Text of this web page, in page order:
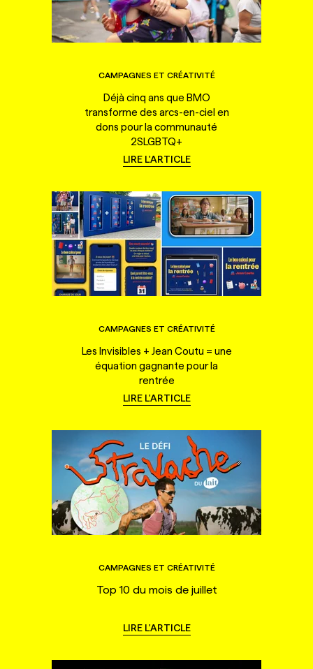
CAMPAGNES ET CRÉATIVITÉ
Déjà cinq ans que BMO
transforme des arcs-en-ciel en
dons pour la communauté
2SLGBTQ+
LIRE L'ARTICLE
CAMPAGNES ET CRÉATIVITÉ
Les Invisibles + Jean Coutu = une
équation gagnante pour la
rentrée
LIRE L'ARTICLE
CAMPAGNES ET CRÉATIVITÉ
Top 10 du mois de juillet
LIRE L'ARTICLE